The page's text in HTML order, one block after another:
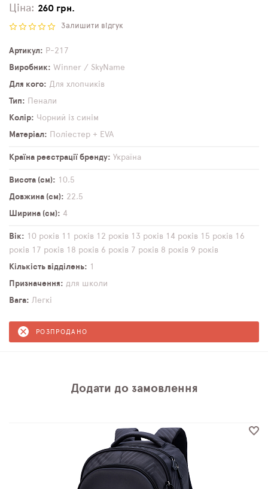
Ціна: 260 грн.
Залишити відгук
Артикул
P-217
Виробник
Winner / SkyName
Для кого
Для хлопчиків
Тип
Пенали
Колір
Чорний із синім
Матеріал
Поліестер + EVA
Країна реєстрації бренду Україна
Висота (см)
10,5
Довжина (см)
22,5
Ширина (см)
4
Вік 10 років 11 років 12 років 13 років 14 років 15 років 16
років 17 років 18 років 6 років 7 років 8 років 9 років
Кількість відділень
1
Призначення
для школи
Вага
Легкі
РОЗПРОДАНО
Додати до замовлення